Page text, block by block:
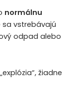
normálnu
sa vstrebávajú
odpad alebo
žiadne